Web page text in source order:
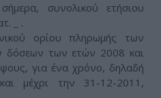
συνολικού ετήσιου
_ .
ορίου πληρωμής των
δόσεων των ετών 2008 και
για ένα χρόνο, δηλαδή
μέχρι την 31-12-2011,